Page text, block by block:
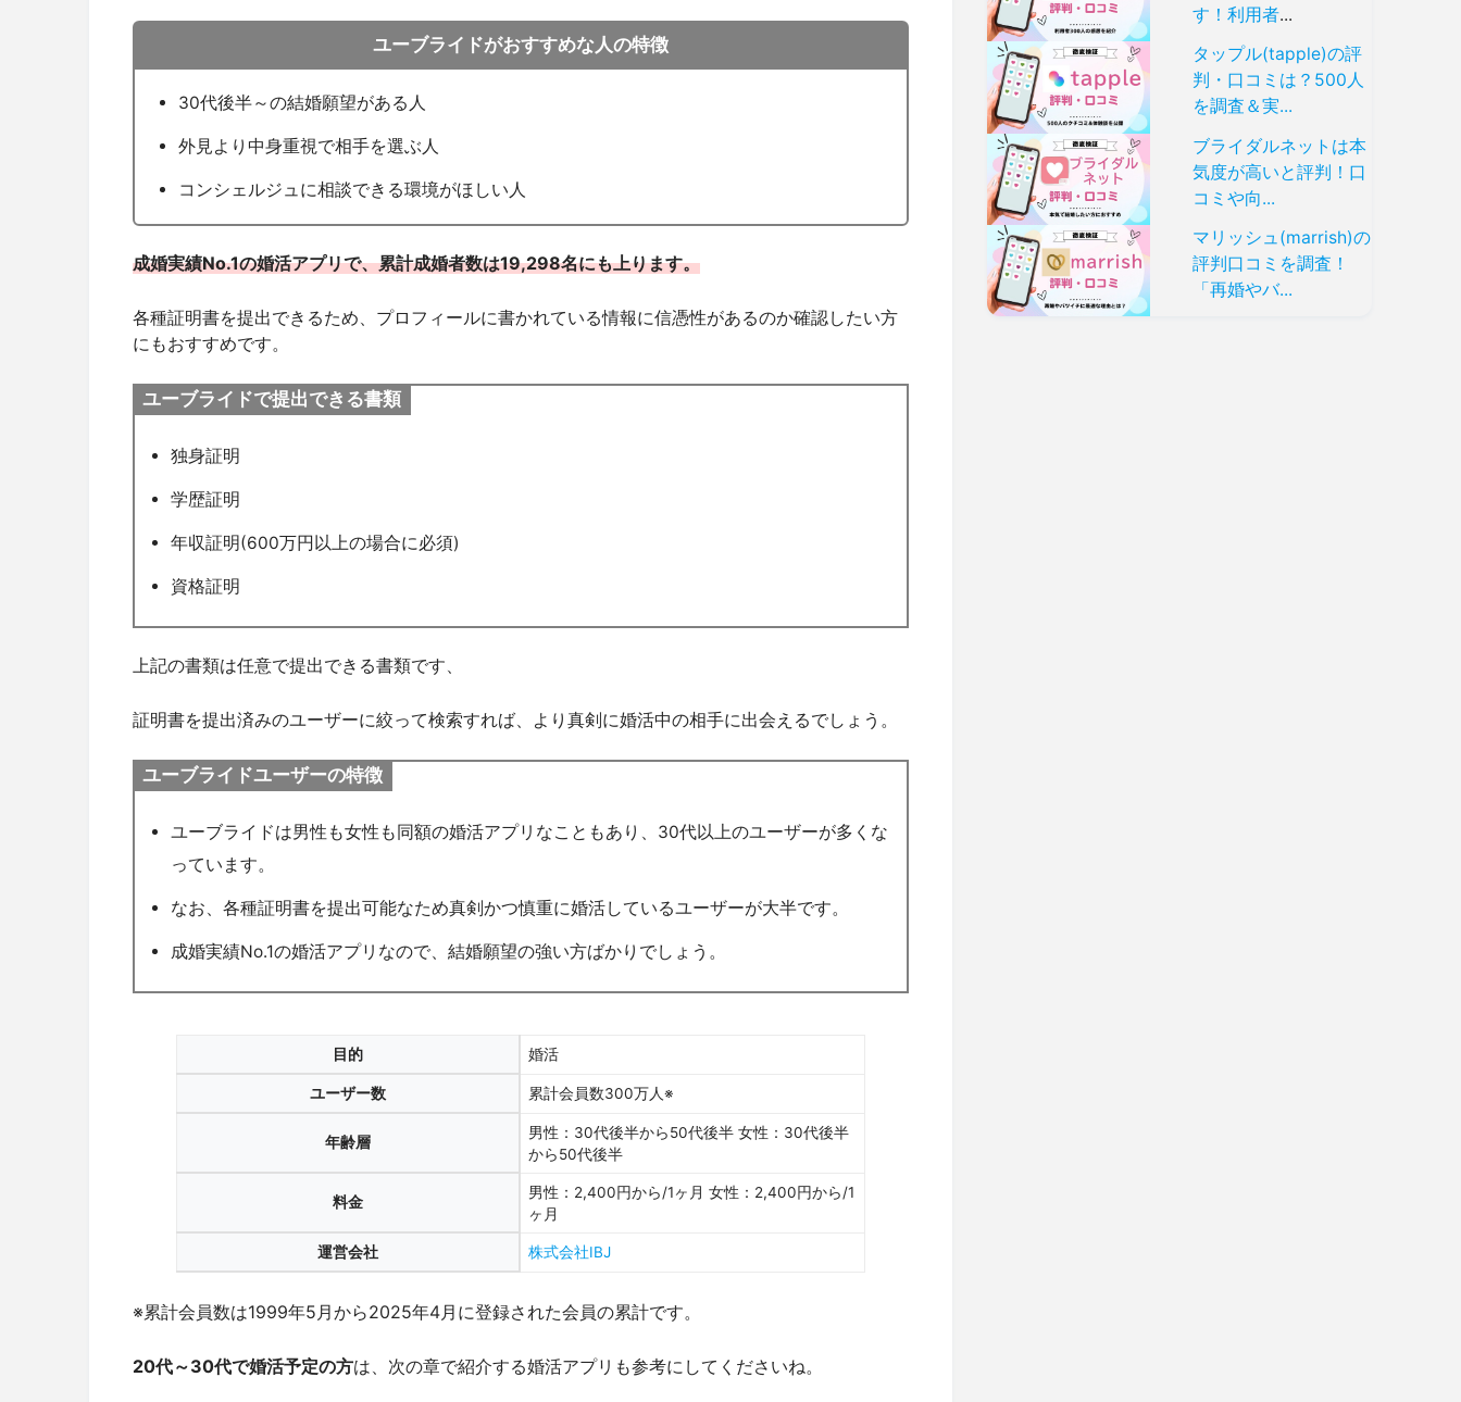
ユーブライドがおすすめな人の特徴
30代後半～の結婚願望がある人
外見より中身重視で相手を選ぶ人
コンシェルジュに相談できる環境がほしい人
成婚実績No.1の婚活アプリで、累計成婚者数は19,298名にも上ります。
各種証明書を提出できるため、プロフィールに書かれている情報に信憑性があるのか確認したい方
にもおすすめです。
ユーブライドで提出できる書類
独身証明
学歴証明
年収証明(600万円以上の場合に必須)
資格証明
上記の書類は任意で提出できる書類です、
証明書を提出済みのユーザーに絞って検索すれば、より真剣に婚活中の相手に出会えるでしょう。
ユーブライドユーザーの特徴
ユーブライドは男性も女性も同額の婚活アプリなこともあり、30代以上のユーザーが多くな
っています。
なお、各種証明書を提出可能なため真剣かつ慎重に婚活しているユーザーが大半です。
成婚実績No.1の婚活アプリなので、結婚願望の強い方ばかりでしょう。
目的 婚活
ユーザー数 累計会員数300万人※
年齢層
男性：30代後半から50代後半 女性：30代後半
から50代後半
料金
男性：2,400円から/1ヶ月 女性：2,400円から/1
ヶ月
運営会社 株式会社IBJ
※累計会員数は1999年5月から2025年4月に登録された会員の累計です。
20代～30代で婚活予定の方は、次の章で紹介する婚活アプリも参考にしてくださいね。
す！利用者...
タップル(tapple)の評
判・口コミは？500人
を調査＆実...
ブライダルネットは本
気度が高いと評判！口
コミや向...
マリッシュ(marrish)の
評判口コミを調査！
「再婚やバ...